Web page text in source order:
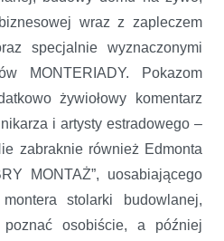
wraz z zapleczem
specjalnie wyznaczonymi
MONTERIADY. Pokazom
żywiołowy komentarz
i artysty estradowego –
zabraknie również Edmonta
MONTAŻ”, uosabiającego
stolarki budowlanej,
osobiście, a później